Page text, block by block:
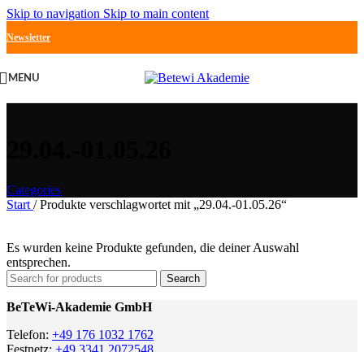
Skip to navigation Skip to main content
Newsletter
MENU
Categories
Start / Produkte verschlagwortet mit „29.04.-01.05.26“
Es wurden keine Produkte gefunden, die deiner Auswahl
entsprechen.
Search
BeTeWi-Akademie GmbH
Telefon: +49 176 1032 1762
Festnetz: +49 3341 2072548